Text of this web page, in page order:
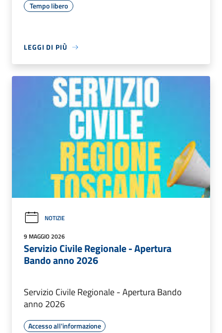
Tempo libero
LEGGI DI PIÙ
NOTIZIE
9 MAGGIO 2026
Servizio Civile Regionale - Apertura
Bando anno 2026
Servizio Civile Regionale - Apertura Bando
anno 2026
Accesso all'informazione